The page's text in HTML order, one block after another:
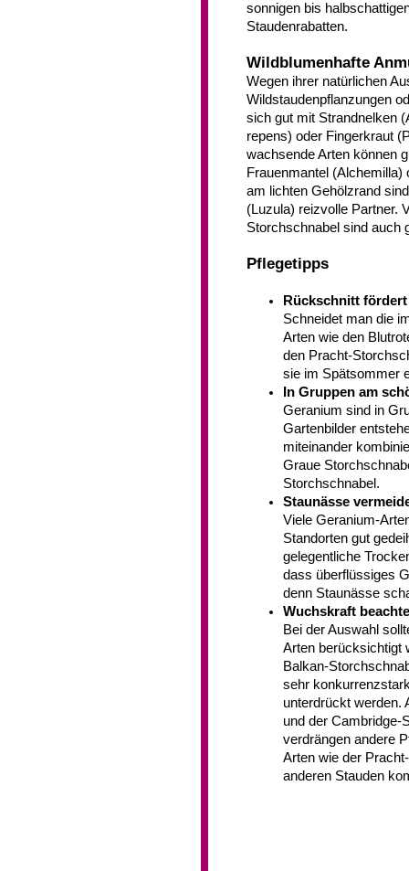
sonnigen bis
Staudenrabatten.
Wildblumenhafte
Wegen ihrer natürlichen
Wildstaudenpflanzungen
sich gut mit Strandnelken
repens) oder Fingerkraut
wachsende Arten können
Frauenmantel
am lichten Gehölzrand
(Luzula) reizvolle Partner.
Storchschnabel sind auch
Pflegetipps
Rückschnitt
Schneidet man die
Arten wie den
den Pracht-
sie im Spätsommer
In Gruppen am
Geranium sind in
Gartenbilder
miteinander
Graue
Storchschnabel.
Staunässe
Viele Geranium-
Standorten gut
gelegentliche
dass überflüssiges
denn Staunässe
Wuchskraft
Bei der Auswahl
Arten berücksichtigt
Balkan-
sehr
unterdrückt werden.
und der Cambridge-
verdrängen andere
Arten wie der
anderen Stauden